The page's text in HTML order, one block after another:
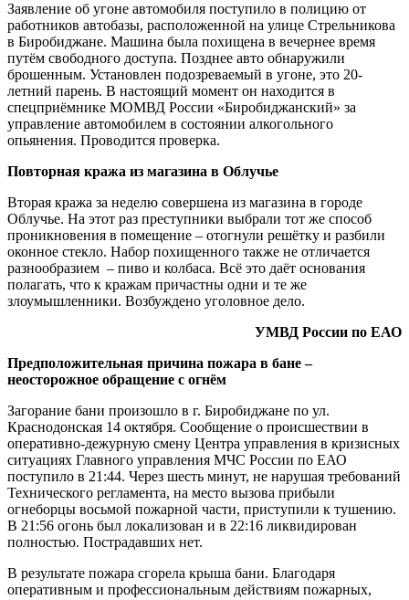
Заявление об угоне автомобиля поступило в полицию от
работников автобазы, расположенной на улице Стрельникова
в Биробиджане. Машина была похищена в вечернее время
путём свободного доступа. Позднее авто обнаружили
брошенным. Установлен подозреваемый в угоне, это 20-
летний парень. В настоящий момент он находится в
спецприёмнике МОМВД России «Биробиджанский» за
управление автомобилем в состоянии алкогольного
опьянения. Проводится проверка.
Повторная кража из магазина в Облучье
Вторая кража за неделю совершена из магазина в городе
Облучье. На этот раз преступники выбрали тот же способ
проникновения в помещение – отогнули решётку и разбили
оконное стекло. Набор похищенного также не отличается
разнообразием – пиво и колбаса. Всё это даёт основания
полагать, что к кражам причастны одни и те же
злоумышленники. Возбуждено уголовное дело.
УМВД России по ЕАО
Предположительная причина пожара в бане –
неосторожное обращение с огнём
Загорание бани произошло в г. Биробиджане по ул.
Краснодонская 14 октября. Сообщение о происшествии в
оперативно-дежурную смену Центра управления в кризисных
ситуациях Главного управления МЧС России по ЕАО
поступило в 21:44. Через шесть минут, не нарушая требований
Технического регламента, на место вызова прибыли
огнеборцы восьмой пожарной части, приступили к тушению.
В 21:56 огонь был локализован и в 22:16 ликвидирован
полностью. Пострадавших нет.
В результате пожара сгорела крыша бани. Благодаря
оперативным и профессиональным действиям пожарных,